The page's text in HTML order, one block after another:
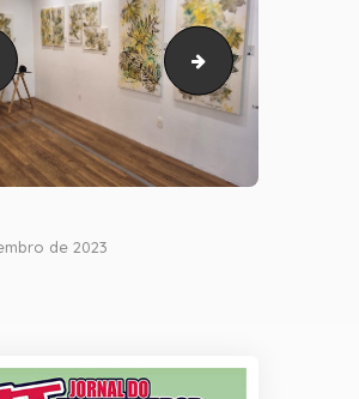
plaza (1)
de 2023